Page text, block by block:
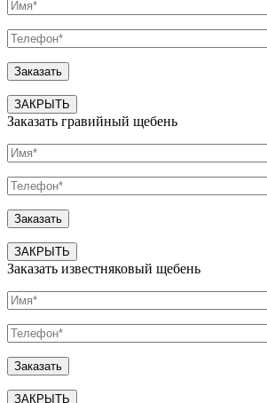
ЗАКРЫТЬ
Заказать гравийный щебень
ЗАКРЫТЬ
Заказать известняковый щебень
ЗАКРЫТЬ